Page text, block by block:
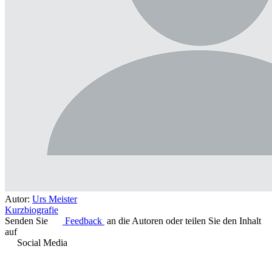
Autor: Urs Meister
Kurzbiografie
Senden Sie
Feedback an die Autoren oder teilen Sie den Inhalt
auf
Social Media